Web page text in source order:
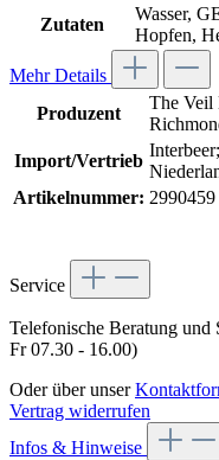
Zutaten
Wasser,
Hopfen,
Mehr Details
Produzent
The Veil
Import/Vertrieb
Artikelnummer: 2990459
Service
Telefonische Beratung und
Fr 07.30 - 16.00)
Oder über unser
Vertrag widerrufen
Infos & Hinweise